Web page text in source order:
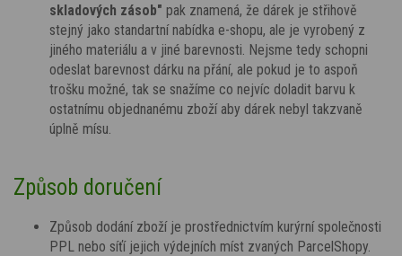
skladových zásob" pak znamená, že dárek je střihově
stejný jako standartní nabídka e-shopu, ale je vyrobený z
jiného materiálu a v jiné barevnosti. Nejsme tedy schopni
odeslat barevnost dárku na přání, ale pokud je to aspoň
trošku možné, tak se snažíme co nejvíc doladit barvu k
ostatnímu objednanému zboží aby dárek nebyl takzvaně
úplně mísu.
Způsob doručení
Způsob dodání zboží je prostřednictvím kurýrní společnosti
PPL nebo síťí jejich výdejních míst zvaných ParcelShopy.